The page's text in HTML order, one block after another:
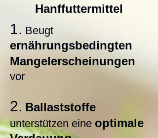
Hanffuttermittel
1. Beugt
ernährungsbedingten
Mangelerscheinungen
vor
2. Ballaststoffe
unterstützen eine optimale